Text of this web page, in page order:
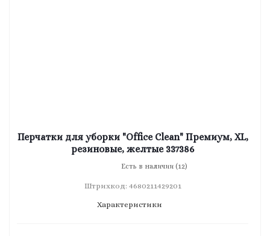
Перчатки для уборки "Office Clean" Премиум, XL,
резиновые, желтые 337386
Есть в наличии (12)
Штрихкод: 4680211429201
Характеристики